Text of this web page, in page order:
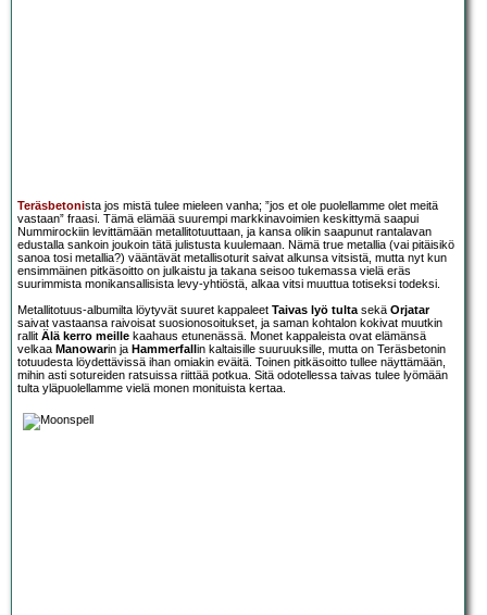
Teräsbetonista jos mistä tulee mieleen vanha; ”jos et ole puolellamme olet meitä
vastaan” fraasi. Tämä elämää suurempi markkinavoimien keskittymä saapui
Nummirockiin levittämään metallitotuuttaan, ja kansa olikin saapunut rantalavan
edustalla sankoin joukoin tätä julistusta kuulemaan. Nämä true metallia (vai pitäisikö
sanoa tosi metallia?) vääntävät metallisoturit saivat alkunsa vitsistä, mutta nyt kun
ensimmäinen pitkäsoitto on julkaistu ja takana seisoo tukemassa vielä eräs
suurimmista monikansallisista levy-yhtiöstä, alkaa vitsi muuttua totiseksi todeksi.
Metallitotuus-albumilta löytyvät suuret kappaleet Taivas lyö tultasekä Orjatar
saivat vastaansa raivoisat suosionosoitukset, ja saman kohtalon kokivat muutkin
rallit Älä kerro meille kaahaus etunenässä. Monet kappaleista ovat elämänsä
velkaa Manowarin ja Hammerfall in kaltaisille suuruuksille, mutta on Teräsbetonin
totuudesta löydettävissä ihan omiakin eväitä. Toinen pitkäsoitto tullee näyttämään,
mihin asti sotureiden ratsuissa riittää potkua. Sitä odotellessa taivas tulee lyömään
tulta yläpuolellamme vielä monen monituista kertaa.